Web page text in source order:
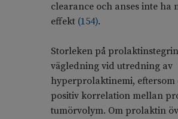
clearance och anses inte ha
effekt (154).
Storleken på
vägledning vid utredning av
hyperprolaktinemi, eftersom
positiv korrelation mellan
tumörvolym. Om prolaktin